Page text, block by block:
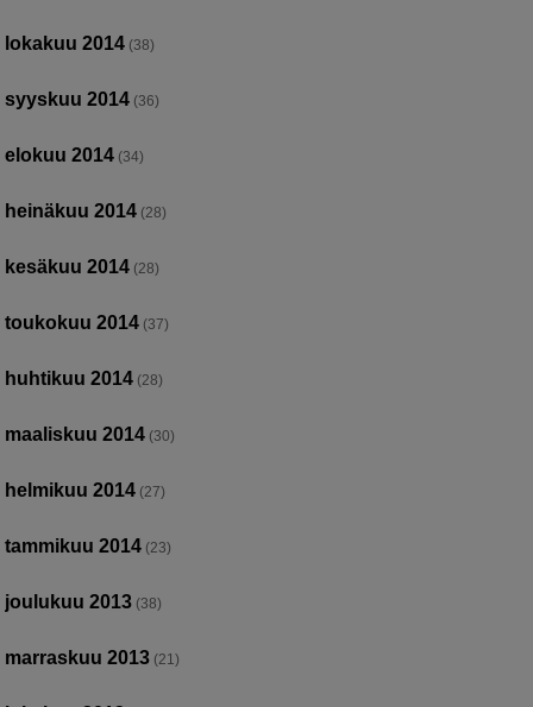
lokakuu 2014 (38)
syyskuu 2014 (36)
elokuu 2014 (34)
heinäkuu 2014 (28)
kesäkuu 2014 (28)
toukokuu 2014 (37)
huhtikuu 2014 (28)
maaliskuu 2014 (30)
helmikuu 2014 (27)
tammikuu 2014 (23)
joulukuu 2013 (38)
marraskuu 2013 (21)